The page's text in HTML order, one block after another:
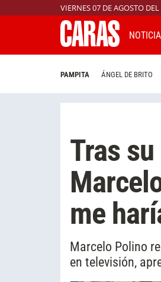
VIERNES 07 DE AGOSTO
PAMPITA ÁNGEL DE BRITO
Tras
me
Marcelo Polino
en televisión,